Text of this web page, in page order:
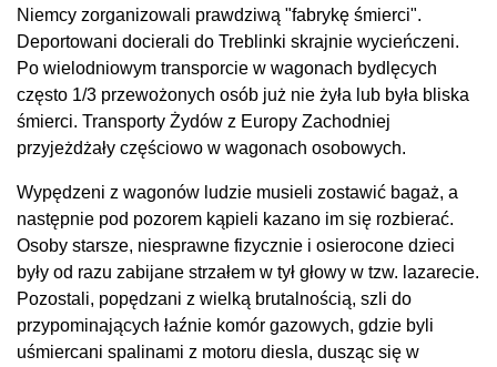
Niemcy zorganizowali prawdziwą "fabrykę śmierci".
Deportowani docierali do Treblinki skrajnie wycieńczeni.
Po wielodniowym transporcie w wagonach bydlęcych
często 1/3 przewożonych osób już nie żyła lub była bliska
śmierci. Transporty Żydów z Europy Zachodniej
przyjeżdżały częściowo w wagonach osobowych.
Wypędzeni z wagonów ludzie musieli zostawić bagaż, a
następnie pod pozorem kąpieli kazano im się rozbierać.
Osoby starsze, niesprawne fizycznie i osierocone dzieci
były od razu zabijane strzałem w tył głowy w tzw. lazarecie.
Pozostali, popędzani z wielką brutalnością, szli do
przypominających łaźnie komór gazowych, gdzie byli
uśmiercani spalinami z motoru diesla, dusząc się w